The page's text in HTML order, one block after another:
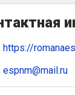
https://
espnm@mail.ru